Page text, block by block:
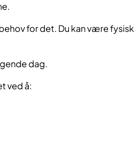
for det. Du kan være fysisk
dag.
ved å: